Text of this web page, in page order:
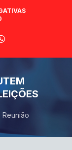
Reunião